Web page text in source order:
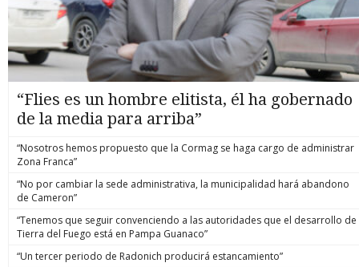
“Flies es un hombre elitista, él ha gobernado
de la media para arriba”
“Nosotros hemos propuesto que la Cormag se haga cargo de administrar
Zona Franca”
“No por cambiar la sede administrativa, la municipalidad hará abandono
de Cameron”
“Tenemos que seguir convenciendo a las autoridades que el desarrollo de
Tierra del Fuego está en Pampa Guanaco”
“Un tercer periodo de Radonich producirá estancamiento”